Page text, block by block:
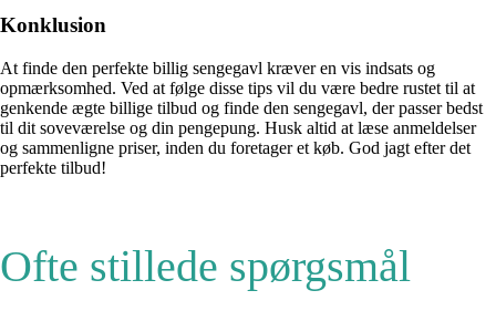
Konklusion
At finde den perfekte billig sengegavl kræver en vis indsats og
opmærksomhed. Ved at følge disse tips vil du være bedre rustet til at
genkende ægte billige tilbud og finde den sengegavl, der passer bedst
til dit soveværelse og din pengepung. Husk altid at læse anmeldelser
og sammenligne priser, inden du foretager et køb. God jagt efter det
perfekte tilbud!
Ofte stillede spørgsmål